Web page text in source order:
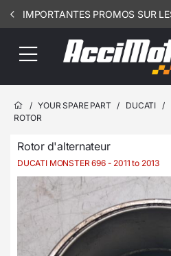
/ YOUR SPARE PART / DUCATI /
ROTOR
Rotor d'alternateur
DUCATI MONSTER 696- 2011 to 2013